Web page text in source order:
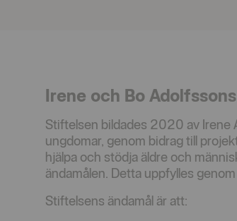
Irene och Bo
Stiftelsen bildades 2020 av Irene
ungdomar, genom bidrag till
hjälpa och stödja äldre och
ändamålen. Detta uppfylles
Stiftelsens ändamål är att: